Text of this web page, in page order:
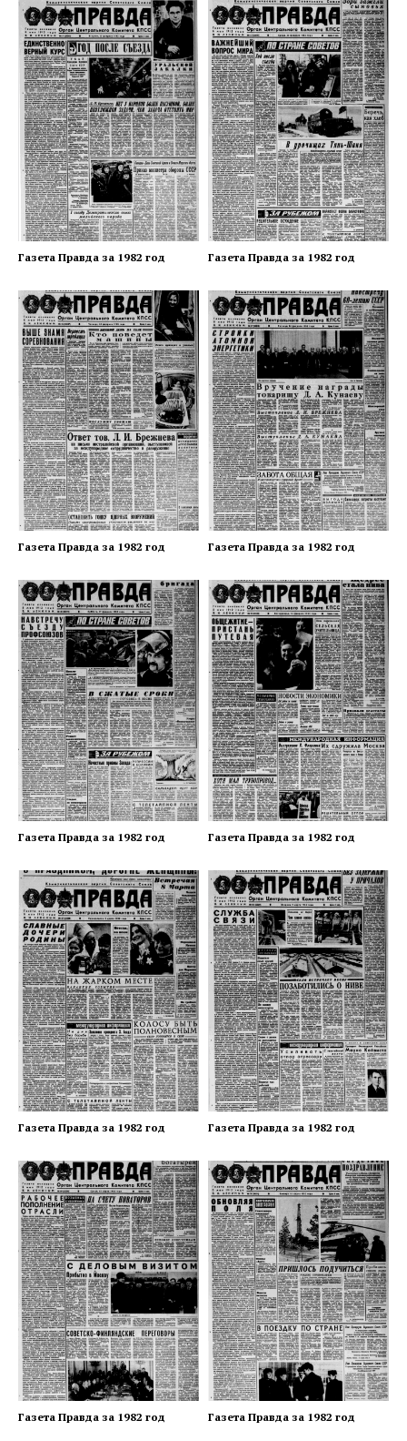
Газета Правда за 1982 год Газета Правда за 1982 год
Газета Правда за 1982 год Газета Правда за 1982 год
Газета Правда за 1982 год Газета Правда за 1982 год
Газета Правда за 1982 год Газета Правда за 1982 год
Газета Правда за 1982 год Газета Правда за 1982 год